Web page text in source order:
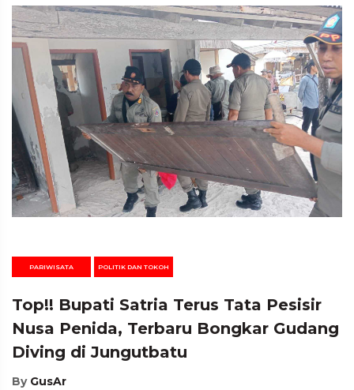
PARIWISATA POLITIK DAN TOKOH
Top!! Bupati Satria Terus Tata Pesisir
Nusa Penida, Terbaru Bongkar Gudang
Diving di Jungutbatu
By GusAr